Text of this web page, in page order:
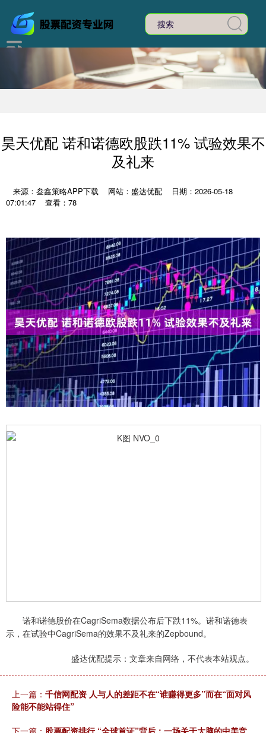
昊天优配 诺和诺德欧股跌11% 试验效果不
及礼来
来源：叁鑫策略APP下载 网站：盛达优配
日期：2026-05-18
07:01:47
查看：78
诺和诺德股价在CagriSema数据公布后下跌11%。诺和诺德表
示，在试验中CagriSema的效果不及礼来的Zepbound。
盛达优配提示：文章来自网络，不代表本站观点。
上一篇： 千信网配资 人与人的差距不在“谁赚得更多”而在“面对风
险能不能站得住”